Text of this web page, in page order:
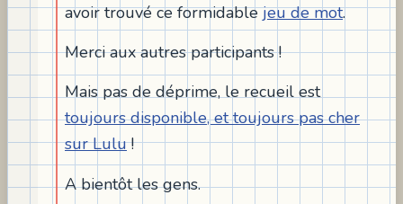
avoir trouvé ce formidablejeu de mot.
Merci aux autres participants !
Mais pas de déprime, le recueil est
toujours disponible, et toujours pas cher
sur Lulu!
A bientôt les gens.